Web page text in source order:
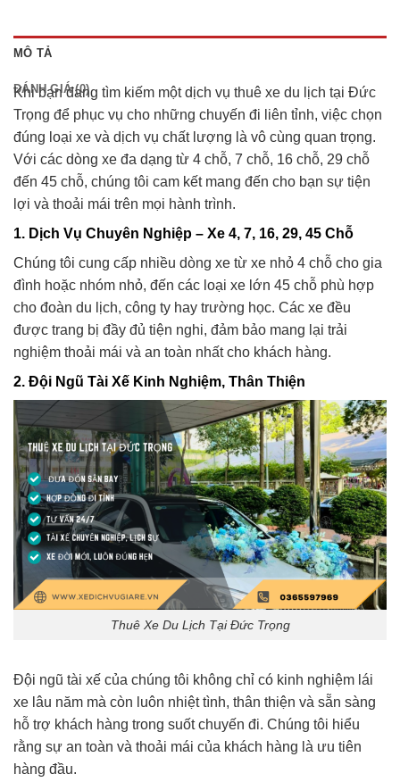
MÔ TẢ
ĐÁNH GIÁ (0)
Khi bạn đang tìm kiếm một dịch vụ thuê xe du lịch tại Đức
Trọng để phục vụ cho những chuyến đi liên tỉnh, việc chọn
đúng loại xe và dịch vụ chất lượng là vô cùng quan trọng.
Với các dòng xe đa dạng từ 4 chỗ, 7 chỗ, 16 chỗ, 29 chỗ
đến 45 chỗ, chúng tôi cam kết mang đến cho bạn sự tiện
lợi và thoải mái trên mọi hành trình.
1. Dịch Vụ Chuyên Nghiệp – Xe 4, 7, 16, 29, 45 Chỗ
Chúng tôi cung cấp nhiều dòng xe từ xe nhỏ 4 chỗ cho gia
đình hoặc nhóm nhỏ, đến các loại xe lớn 45 chỗ phù hợp
cho đoàn du lịch, công ty hay trường học. Các xe đều
được trang bị đầy đủ tiện nghi, đảm bảo mang lại trải
nghiệm thoải mái và an toàn nhất cho khách hàng.
2. Đội Ngũ Tài Xế Kinh Nghiệm, Thân Thiện
Thuê Xe Du Lịch Tại Đức Trọng
Đội ngũ tài xế của chúng tôi không chỉ có kinh nghiệm lái
xe lâu năm mà còn luôn nhiệt tình, thân thiện và sẵn sàng
hỗ trợ khách hàng trong suốt chuyến đi. Chúng tôi hiểu
rằng sự an toàn và thoải mái của khách hàng là ưu tiên
hàng đầu.